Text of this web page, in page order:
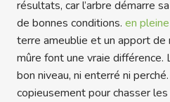
résultats, car l’arbre démarre
de bonnes conditions. en
terre ameublie et un apport de
mûre font une vraie
bon niveau, ni enterré ni
copieusement pour chasser les